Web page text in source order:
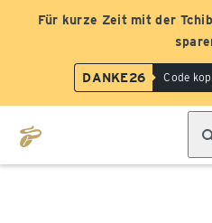
Für kurze Zeit mit der
DANKE26 Code